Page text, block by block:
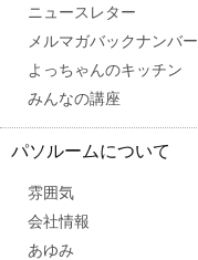
ニュースレター
メルマガバックナンバー
よっちゃんのキッチン
みんなの講座
パソルームについて
雰囲気
会社情報
あゆみ